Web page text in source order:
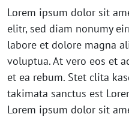
Lorem ipsum dolor sit
elitr, sed diam nonumy
labore et dolore magna
voluptua. At vero eos et
et ea rebum. Stet clita
takimata sanctus est
Lorem ipsum dolor sit